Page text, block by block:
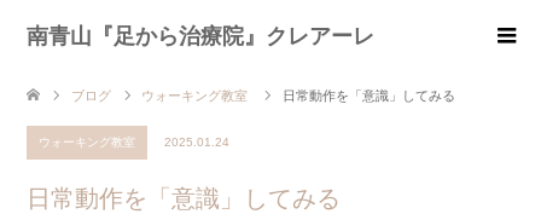
南青山『足から治療院』クレアーレ
ブログ ウォーキング教室 日常動作を「意識」してみる
ウォーキング教室 2025.01.24
日常動作を「意識」してみる